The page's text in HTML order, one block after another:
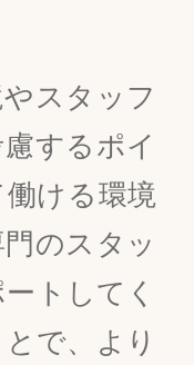
スタッフ
するポイ
ける環境
のスタッ
トしてく
で、より